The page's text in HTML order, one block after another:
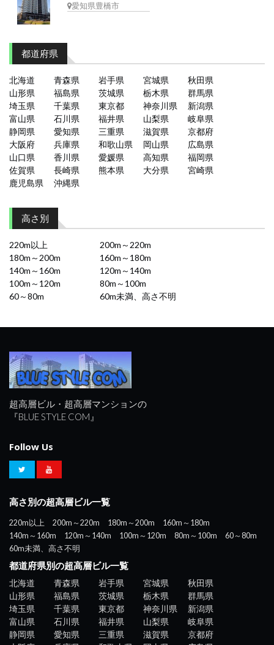
愛知県豊橋市
都道府県
北海道 青森県 岩手県 宮城県
秋田県
山形県
福島県 茨城県 栃木県
群馬県
埼玉県
千葉県 東京都 神奈川県
新潟県
富山県
石川県 福井県 山梨県
岐阜県
静岡県
愛知県 三重県 滋賀県
京都府
大阪府
兵庫県 和歌山県 岡山県
広島県
山口県
香川県 愛媛県 高知県
福岡県
佐賀県
長崎県 熊本県 大分県
宮崎県
鹿児島県
沖縄県
高さ別
220m以上
200m～220m
180m～200m
160m～180m
140m～160m
120m～140m
100m～120m
80m～100m
60～80m
60m未満、高さ不明
超高層ビル・超高層マンションの
『BLUE STYLE COM』
Follow Us
高さ別の超高層ビル一覧
220m以上 200m～220m 180m～200m
160m～180m
140m～160m
120m～140m 100m～120m 80m～100m
60～80m
60m未満、高さ不明
都道府県別の超高層ビル一覧
北海道 青森県 岩手県 宮城県
秋田県
山形県
福島県 茨城県 栃木県
群馬県
埼玉県
千葉県 東京都 神奈川県
新潟県
富山県
石川県 福井県 山梨県
岐阜県
静岡県
愛知県 三重県 滋賀県
京都府